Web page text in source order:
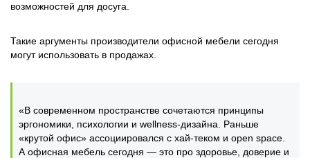
возможностей для досуга.
Такие аргументы производители офисной мебели сегодня
могут использовать в продажах.
«В современном пространстве сочетаются принципы
эргономики, психологии и wellness-дизайна. Раньше
«крутой офис» ассоциировался с хай-теком и open space.
А офисная мебель сегодня — это про здоровье, доверие и